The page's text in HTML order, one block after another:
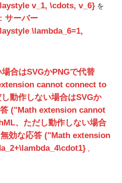
v_1, \cdots, v_6} を
サーバー
\lambda_6=1,
合はSVGかPNGで代替
cannot connect to
動作しない場合はSVGか
("Math extension cannot
、ただし動作しない場合
効な応答 ("Math extension